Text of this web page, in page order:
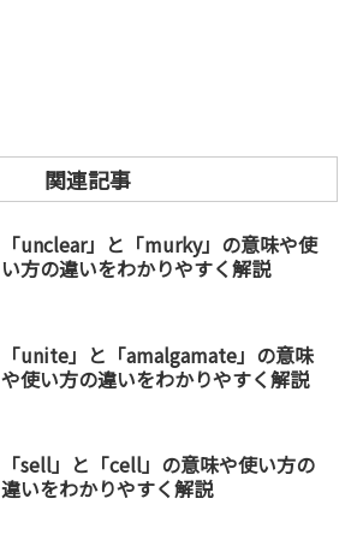
関連記事
「unclear」と「murky」の意味や使
い方の違いをわかりやすく解説
「unite」と「amalgamate」の意味
や使い方の違いをわかりやすく解説
「sell」と「cell」の意味や使い方の
違いをわかりやすく解説